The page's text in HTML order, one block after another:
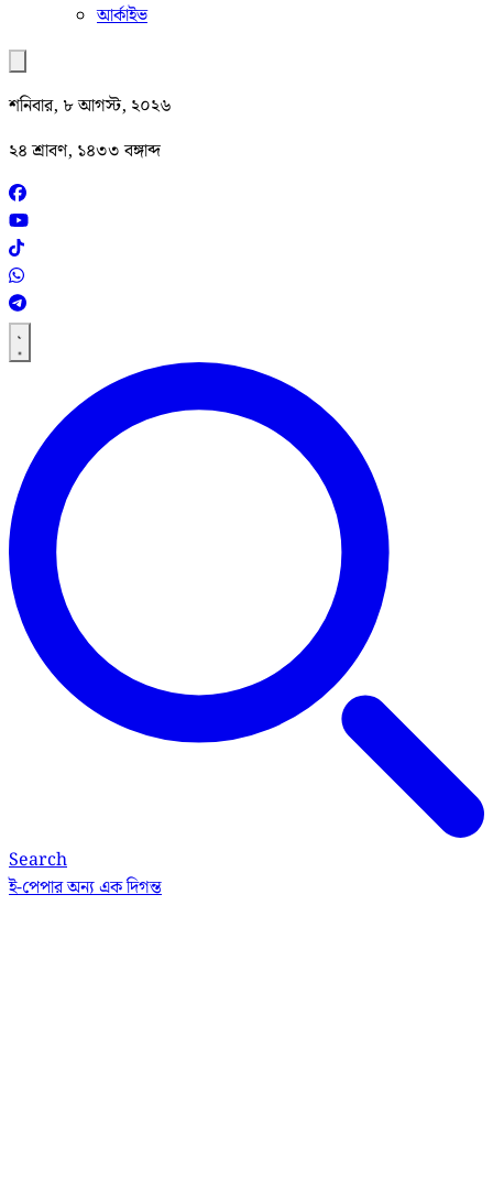
আর্কাইভ
শনিবার, ৮ আগস্ট, ২০২৬
২৪ শ্রাবণ, ১৪৩৩ বঙ্গাব্দ
Search
ই-পেপারঅন্য এক দিগন্ত